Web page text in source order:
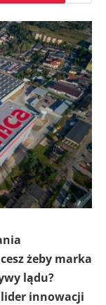
żeby marka
lądu?
innowacji